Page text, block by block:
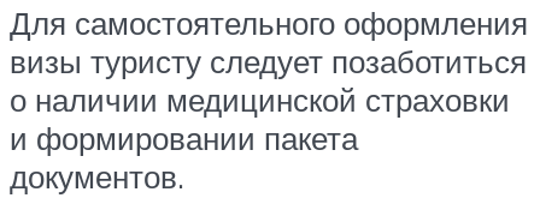
Для самостоятельного оформления
визы туристу следует позаботиться
о наличии медицинской страховки
и формировании пакета
документов.